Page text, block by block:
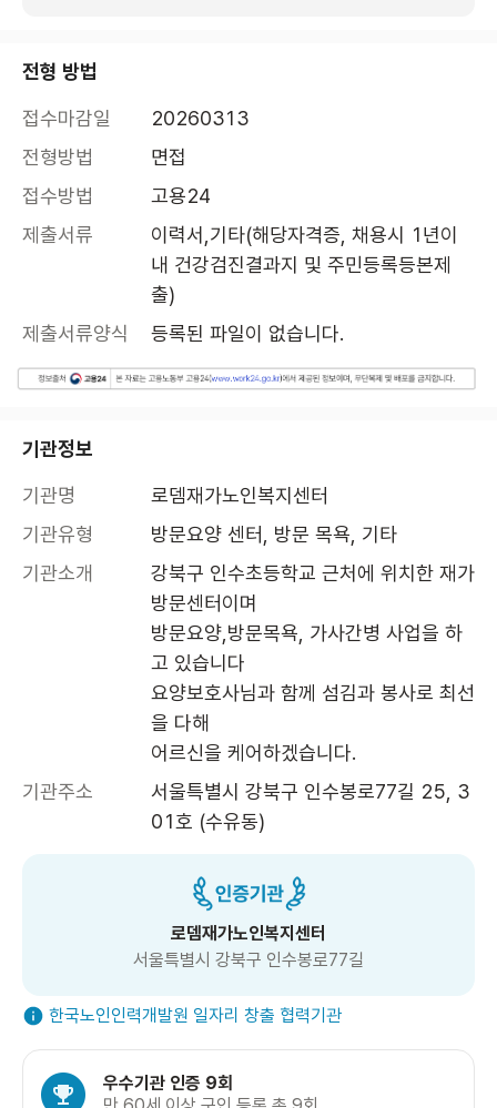
전형 방법
접수마감일
20260313
전형방법
면접
접수방법
고용24
제출서류
이력서,기타(해당자격증, 채용시 1년이
내 건강검진결과지 및 주민등록등본제
출)
제출서류양식
등록된 파일이 없습니다.
기관정보
기관명
로뎀재가노인복지센터
기관유형
방문요양 센터, 방문 목욕, 기타
기관소개
강북구 인수초등학교 근처에 위치한 재가
방문센터이며
방문요양,방문목욕, 가사간병 사업을 하
고 있습니다
요양보호사님과 함께 섬김과 봉사로 최선
을 다해
기관주소
서울특별시 강북구 인수봉로77길 25, 3
01호 (수유동)
로뎀재가노인복지센터
서울특별시 강북구 인수봉로77길
한국노인인력개발원 일자리 창출 협력기관
우수기관 인증 9회